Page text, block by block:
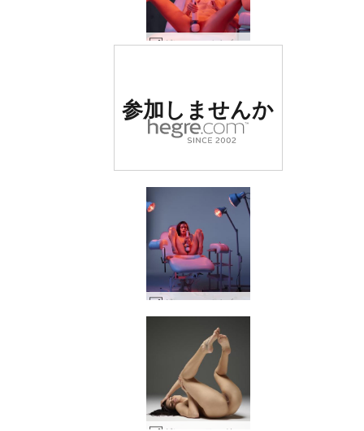
グレース バイブレーション トリートメント #19
を受けたエロサイト
参加しませんか
グレース バイブレーション トリートメント #55